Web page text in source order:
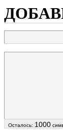
Осталось: 1000